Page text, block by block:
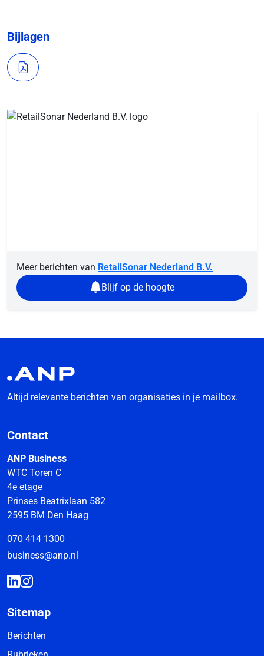
Bijlagen
Meer berichten van RetailSonar Nederland B.V.
Blijf op de hoogte
Altijd relevante berichten van organisaties in je mailbox.
Contact
ANP Business
WTC Toren C
4e etage
Prinses Beatrixlaan 582
2595 BM Den Haag
070 414 1300
business@anp.nl
Sitemap
Berichten